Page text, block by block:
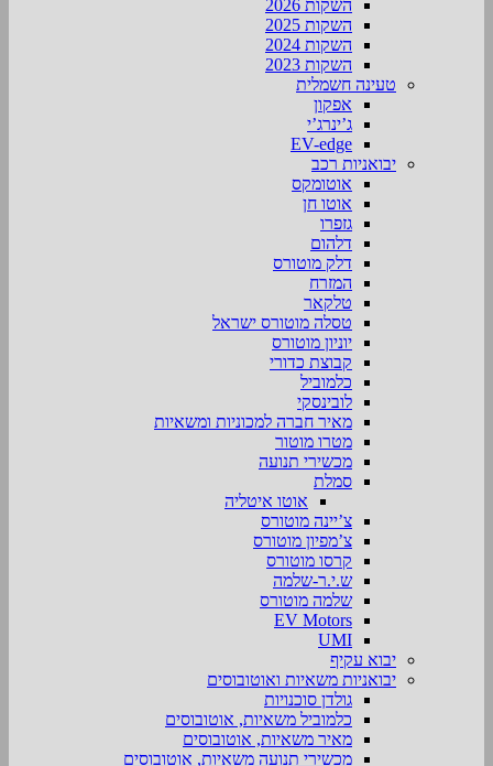
השקות 2026
השקות 2025
השקות 2024
השקות 2023
טעינה חשמלית
אפקון
ג’ינרג’י
EV-edge
יבואניות רכב
אוטומקס
אוטו חן
גזפרו
דלהום
דלק מוטורס
המזרח
טלקאר
טסלה מוטורס ישראל
יוניון מוטורס
קבוצת כדורי
כלמוביל
לובינסקי
מאיר חברה למכוניות ומשאיות
מטרו מוטור
מכשירי תנועה
סמלת
אוטו איטליה
צ’יינה מוטורס
צ’מפיון מוטורס
קרסו מוטורס
ש.י.ר-שלמה
שלמה מוטורס
EV Motors
UMI
יבוא עקיף
יבואניות משאיות ואוטובוסים
גולדן סוכנויות
כלמוביל משאיות, אוטובוסים
מאיר משאיות, אוטובוסים
מכשירי תנועה משאיות, אוטובוסים